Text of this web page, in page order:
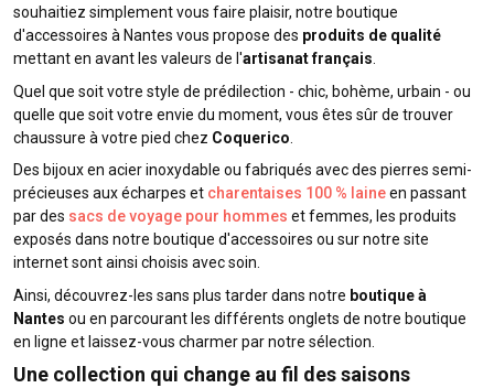
souhaitiez simplement vous faire plaisir, notre boutique
d'accessoires à Nantes vous propose des produits de qualité
mettant en avant les valeurs de l'artisanat français.
Quel que soit votre style de prédilection - chic, bohème, urbain - ou
quelle que soit votre envie du moment, vous êtes sûr de trouver
chaussure à votre pied chez Coquerico
Des bijoux en acier inoxydable ou fabriqués avec des pierres semi-
précieuses aux écharpes et charentaises 100 % laineen passant
par des sacs de voyage pour hommes et femmes, les produits
exposés dans notre boutique d'accessoires ou sur notre site
internet sont ainsi choisis avec soin.
Ainsi, découvrez-les sans plus tarder dans notre boutique à
Nantes ou en parcourant les différents onglets de notre boutique
en ligne et laissez-vous charmer par notre sélection.
Une collection qui change au fil des saisons